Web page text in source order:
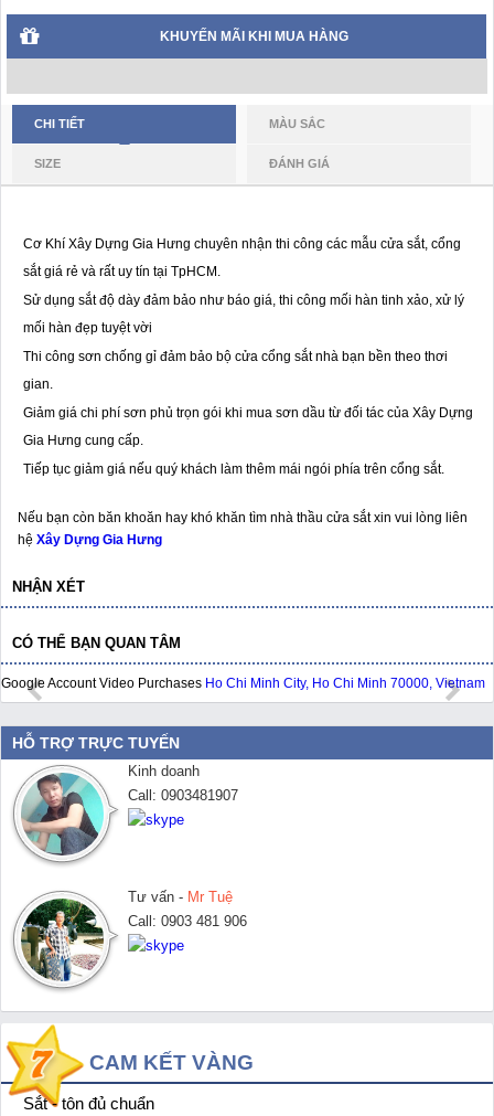
KHUYẾN MÃI KHI MUA HÀNG
CHI TIẾT MÀU SẮC
SIZE ĐÁNH GIÁ
Cơ Khí Xây Dựng Gia Hưng chuyên nhận thi công các mẫu cửa sắt, cổng
sắt giá rẻ và rất uy tín tại TpHCM.
Sử dụng sắt độ dày đảm bảo như báo giá, thi công mối hàn tinh xảo, xử lý
mối hàn đẹp tuyệt vời
Thi công sơn chống gỉ đảm bảo bộ cửa cổng sắt nhà bạn bền theo thơi
gian.
Giảm giá chi phí sơn phủ trọn gói khi mua sơn dầu từ đối tác của Xây Dựng
Gia Hưng cung cấp.
Tiếp tục giảm giá nếu quý khách làm thêm mái ngói phía trên cổng sắt.
Nếu bạn còn băn khoăn hay khó khăn tìm nhà thầu cửa sắt xin vui lòng liên
hệ Xây Dựng Gia Hưng
NHẬN XÉT
CÓ THỂ BẠN QUAN TÂM
Google Account Video Purchases Ho Chi Minh City, Ho Chi Minh 70000, Vietnam
HỖ TRỢ TRỰC TUYẾN
Kinh doanh
Call: 0903481907
Tư vấn - Mr Tuệ
Call: 0903 481 906
CAM KẾT VÀNG
Sắt - tôn đủ chuẩn